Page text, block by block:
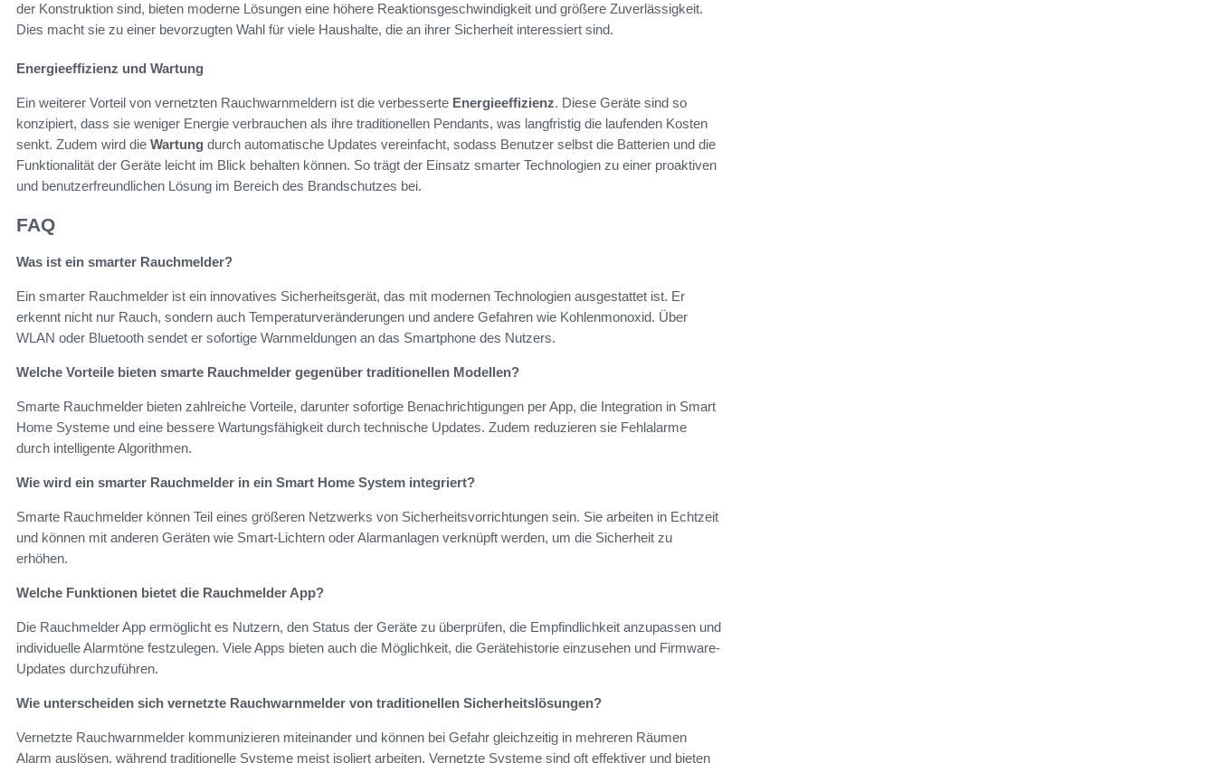
der Konstruktion sind, bieten moderne Lösungen eine höhere Reaktionsgeschwindigkeit und größere Zuverlässigkeit.
Dies macht sie zu einer bevorzugten Wahl für viele Haushalte, die an ihrer Sicherheit interessiert sind.
Energieeffizienz und Wartung
Ein weiterer Vorteil von vernetzten Rauchwarnmeldern ist die verbesserte Energieeffizienz. Diese Geräte sind so
konzipiert, dass sie weniger Energie verbrauchen als ihre traditionellen Pendants, was langfristig die laufenden Kosten
senkt. Zudem wird die Wartung durch automatische Updates vereinfacht, sodass Benutzer selbst die Batterien und die
Funktionalität der Geräte leicht im Blick behalten können. So trägt der Einsatz smarter Technologien zu einer proaktiven
und benutzerfreundlichen Lösung im Bereich des Brandschutzes bei.
FAQ
Was ist ein smarter Rauchmelder?
Ein smarter Rauchmelder ist ein innovatives Sicherheitsgerät, das mit modernen Technologien ausgestattet ist. Er
erkennt nicht nur Rauch, sondern auch Temperaturveränderungen und andere Gefahren wie Kohlenmonoxid. Über
WLAN oder Bluetooth sendet er sofortige Warnmeldungen an das Smartphone des Nutzers.
Welche Vorteile bieten smarte Rauchmelder gegenüber traditionellen Modellen?
Smarte Rauchmelder bieten zahlreiche Vorteile, darunter sofortige Benachrichtigungen per App, die Integration in Smart
Home Systeme und eine bessere Wartungsfähigkeit durch technische Updates. Zudem reduzieren sie Fehlalarme
durch intelligente Algorithmen.
Wie wird ein smarter Rauchmelder in ein Smart Home System integriert?
Smarte Rauchmelder können Teil eines größeren Netzwerks von Sicherheitsvorrichtungen sein. Sie arbeiten in Echtzeit
und können mit anderen Geräten wie Smart-Lichtern oder Alarmanlagen verknüpft werden, um die Sicherheit zu
erhöhen.
Welche Funktionen bietet die Rauchmelder App?
Die Rauchmelder App ermöglicht es Nutzern, den Status der Geräte zu überprüfen, die Empfindlichkeit anzupassen und
individuelle Alarmtöne festzulegen. Viele Apps bieten auch die Möglichkeit, die Gerätehistorie einzusehen und Firmware-
Updates durchzuführen.
Wie unterscheiden sich vernetzte Rauchwarnmelder von traditionellen Sicherheitslösungen?
Vernetzte Rauchwarnmelder kommunizieren miteinander und können bei Gefahr gleichzeitig in mehreren Räumen
Alarm auslösen, während traditionelle Systeme meist isoliert arbeiten. Vernetzte Systeme sind oft effektiver und bieten